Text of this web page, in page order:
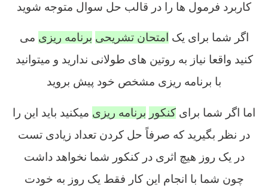
کاربرد فرمول ها را در قالب حل سوال متوجه شوید
اگر شما برای یک امتحان تشریحی برنامه ریزی می
کنید واقعا نیاز به روتین های طولانی ندارید و میتوانید
با برنامه ریزی مشخص خود پیش بروید
اما اگر شما برای کنکور برنامه ریزی میکنید باید این را
در نظر بگیرید که صرفاً حل کردن تعداد زیادی تست
در یک روز هیچ اثری در کنکور شما نخواهد داشت
چون شما با انجام این کار فقط یک روز به خودت